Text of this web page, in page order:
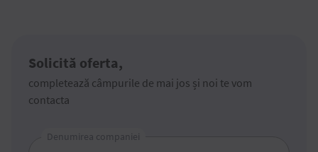
Solicită oferta,
completează câmpurile de mai jos și noi te vom
contacta
Denumirea companiei